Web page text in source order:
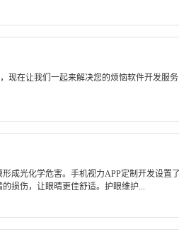
在让我们一起来解决您的烦恼软件开发服
成光化学危害。手机视力APP定制开发设置
损伤，让眼晴更佳舒适。护眼维护...